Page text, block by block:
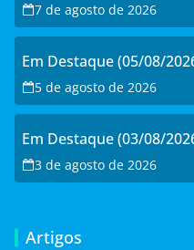
7 de agosto de 2026
Em Destaque (05/08/
5 de agosto de 2026
Em Destaque (03/08/
3 de agosto de 2026
Artigos